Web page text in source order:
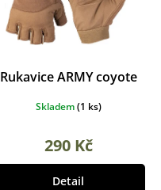
Rukavice ARMY coyote
Skladem(1 ks)
290 Kč
Detail